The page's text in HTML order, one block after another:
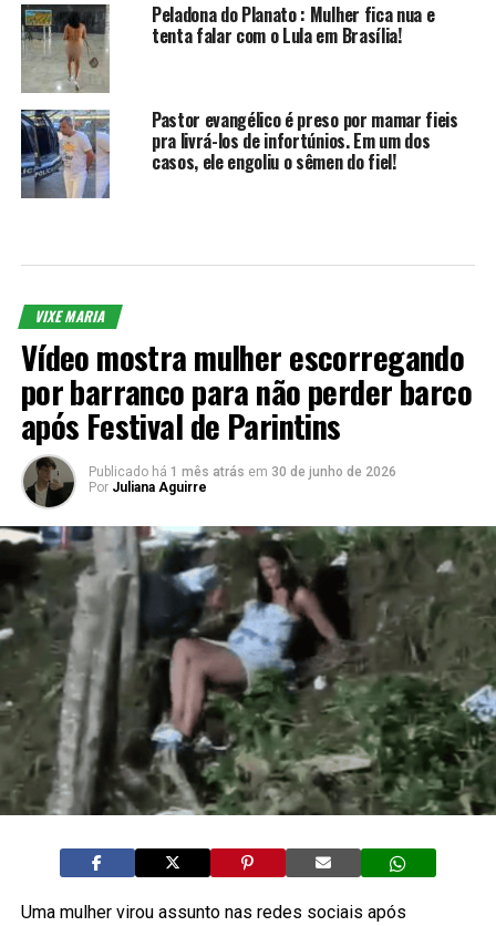
Peladona do Planato : Mulher fica nua e
tenta falar com o Lula em Brasília!
Pastor evangélico é preso por mamar fieis
pra livrá-los de infortúnios. Em um dos
casos, ele engoliu o sêmen do fiel!
VIXE MARIA
Vídeo mostra mulher escorregando
por barranco para não perder barco
após Festival de Parintins
Publicado há 1 mês atrás em 30 de junho de 2026
Por Juliana Aguirre
Uma mulher virou assunto nas redes sociais após